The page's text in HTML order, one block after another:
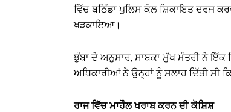
ਵਿੱਚ ਬਠਿੰਡਾ ਪੁਲਿਸ ਕੋਲ ਸ਼ਿਕਾਇਤ ਦਰਜ
ਖੜਕਾਇਆ।
ਝੁੰਬਾ ਦੇ ਅਨੁਸਾਰ, ਸਾਬਕਾ ਮੁੱਖ ਮੰਤਰੀ ਨੇ ਇੱਕ
ਅਧਿਕਾਰੀਆਂ ਨੇ ਉਨ੍ਹਾਂ ਨੂੰ ਸਲਾਹ ਦਿੱਤੀ ਸੀ
ਰਾਜ ਵਿੱਚ ਮਾਹੌਲ ਖਰਾਬ ਕਰਨ ਦੀ ਕੋਸ਼ਿਸ਼